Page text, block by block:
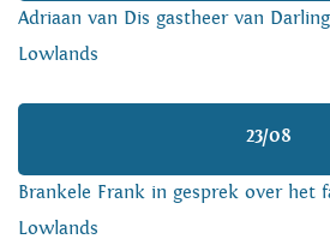
Adriaan van Dis gastheer van
Lowlands
23/08
Brankele Frank in gesprek over het
Lowlands